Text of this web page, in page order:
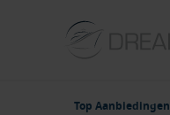
Top Aanbiedingen